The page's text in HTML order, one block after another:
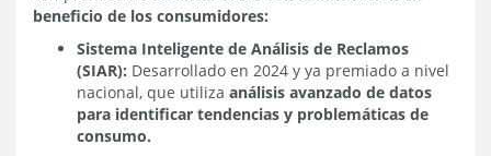
beneficio de los consumidores:
Sistema Inteligente de Análisis de Reclamos
(SIAR): Desarrollado en 2024 y ya premiado a nivel
nacional, que utiliza análisis avanzado de datos
para identificar tendencias y problemáticas de
consumo.